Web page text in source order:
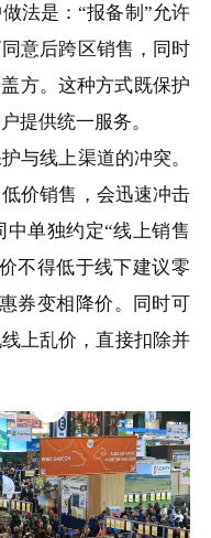
法是：“报备制”允许
意后跨区销售，同时
方。这种方式既保护
提供统一服务。
线上渠道的冲突。
价销售，会迅速冲击
单独约定“线上销售
不得低于线下建议零
券变相降价。同时可
上乱价，直接扣除并